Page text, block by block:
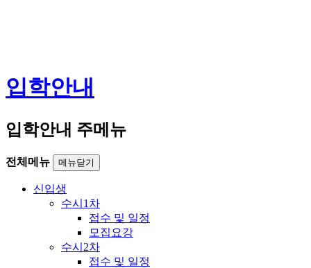
입학안내
입학안내 주메뉴
전체메뉴 메뉴닫기
신입생
수시1차
접수 및 일정
모집요강
수시2차
접수 및 일정